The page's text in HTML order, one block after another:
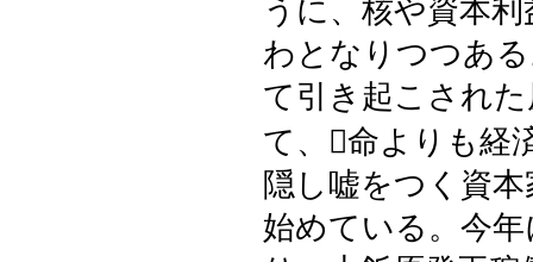
うに、核や資本
わとなりつつあ
て引き起こされ
て、命よりも経
隠し嘘をつく資
始めている。今